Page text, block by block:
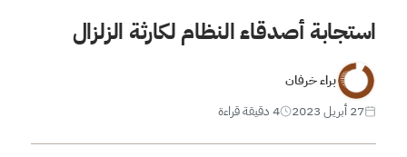
استجابة أصدقاء النظام لكارثة الزلزال
براء خرفان
27 أبريل 2023
4 دقيقة قراءة